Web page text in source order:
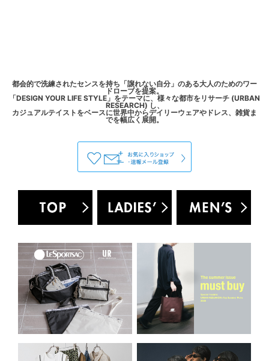
都会的で洗練されたセンスを持ち「譲れない自分」のある大人のためのワー
ドローブを提案。
「DESIGN YOUR LIFE STYLE」をテーマに、様々な都市をリサーチ (URBAN
RESEARCH) し、
カジュアルテイストをベースに世界中からデイリーウェアやドレス、雑貨ま